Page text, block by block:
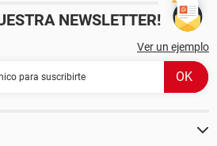
NEWSLETTER!
Ver un ejemplo